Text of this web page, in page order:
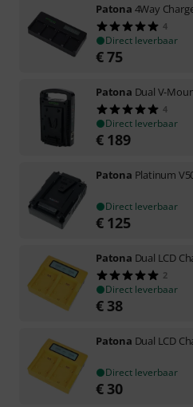
Patona 4Way
4
Direct leverbaar
€75
Patona Dual V-
4
Direct leverbaar
€ 189
Patona Platinum
Direct leverbaar
€ 125
Patona Dual LCD
2
Direct leverbaar
€ 38
Patona Dual LCD
Direct leverbaar
€ 30